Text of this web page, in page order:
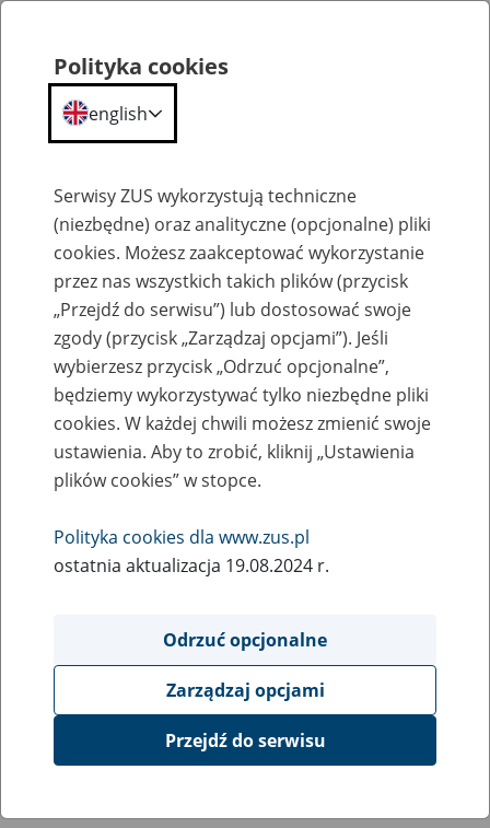
Korea Południowa
Opinia KR-PL 5A
Opis:
Opinia lekarska
160 kB
Polityka cookies
english
Serwisy ZUS wykorzystują techniczne
(niezbędne) oraz analityczne (opcjonalne) pliki
cookies. Możesz zaakceptować wykorzystanie
przez nas wszystkich takich plików (przycisk
„Przejdź do serwisu”) lub dostosować swoje
zgody (przycisk „Zarządzaj opcjami”). Jeśli
wybierzesz przycisk „Odrzuć opcjonalne”,
będziemy wykorzystywać tylko niezbędne pliki
cookies. W każdej chwili możesz zmienić swoje
ustawienia. Aby to zrobić, kliknij „Ustawienia
plików cookies” w stopce.
Polityka cookies dla www.zus.pl
ostatnia aktualizacja 19.08.2024 r.
Odrzuć opcjonalne
Zarządzaj opcjami
Przejdź do serwisu